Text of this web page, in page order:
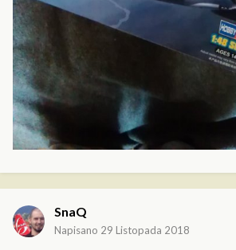
SnaQ
Napisano 29 Listopada 2018